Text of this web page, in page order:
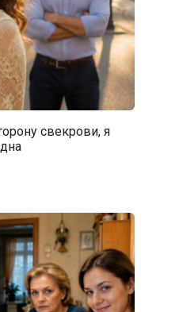
свекрови, я